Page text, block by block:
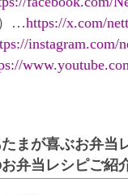
…https://x.com/
instagram.com/
まが喜ぶお弁当
弁当レシピご紹